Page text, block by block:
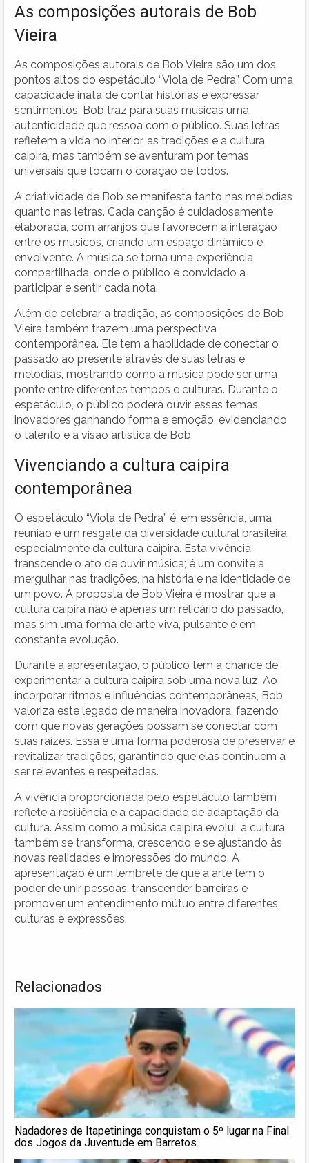
As composições autorais de Bob
Vieira
As composições autorais de Bob Vieira são um dos
pontos altos do espetáculo “Viola de Pedra”. Com uma
capacidade inata de contar histórias e expressar
sentimentos, Bob traz para suas músicas uma
autenticidade que ressoa com o público. Suas letras
refletem a vida no interior, as tradições e a cultura
caipira, mas também se aventuram por temas
universais que tocam o coração de todos.
A criatividade de Bob se manifesta tanto nas melodias
quanto nas letras. Cada canção é cuidadosamente
elaborada, com arranjos que favorecem a interação
entre os músicos, criando um espaço dinâmico e
envolvente. A música se torna uma experiência
compartilhada, onde o público é convidado a
participar e sentir cada nota.
Além de celebrar a tradição, as composições de Bob
Vieira também trazem uma perspectiva
contemporânea. Ele tem a habilidade de conectar o
passado ao presente através de suas letras e
melodias, mostrando como a música pode ser uma
ponte entre diferentes tempos e culturas. Durante o
espetáculo, o público poderá ouvir esses temas
inovadores ganhando forma e emoção, evidenciando
o talento e a visão artística de Bob.
Vivenciando a cultura caipira
contemporânea
O espetáculo “Viola de Pedra” é, em essência, uma
reunião e um resgate da diversidade cultural brasileira,
especialmente da cultura caipira. Esta vivência
transcende o ato de ouvir música; é um convite a
mergulhar nas tradições, na história e na identidade de
um povo. A proposta de Bob Vieira é mostrar que a
cultura caipira não é apenas um relicário do passado,
mas sim uma forma de arte viva, pulsante e em
constante evolução.
Durante a apresentação, o público tem a chance de
experimentar a cultura caipira sob uma nova luz. Ao
incorporar ritmos e influências contemporâneas, Bob
valoriza este legado de maneira inovadora, fazendo
com que novas gerações possam se conectar com
suas raízes. Essa é uma forma poderosa de preservar e
revitalizar tradições, garantindo que elas continuem a
ser relevantes e respeitadas.
A vivência proporcionada pelo espetáculo também
reflete a resiliência e a capacidade de adaptação da
cultura. Assim como a música caipira evolui, a cultura
também se transforma, crescendo e se ajustando às
novas realidades e impressões do mundo. A
apresentação é um lembrete de que a arte tem o
poder de unir pessoas, transcender barreiras e
promover um entendimento mútuo entre diferentes
culturas e expressões.
Relacionados
Nadadores de Itapetininga conquistam o 5º lugar na Final
dos Jogos da Juventude em Barretos